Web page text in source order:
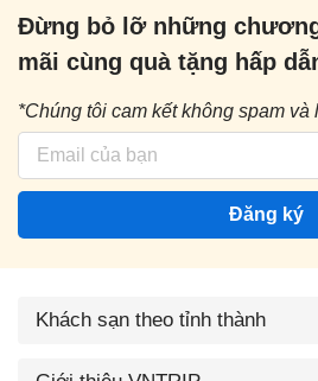
Đừng bỏ lỡ những
mãi cùng quà tặng hấp
*Chúng tôi cam kết không spam và
Đăng ký
Khách sạn theo tỉnh thành